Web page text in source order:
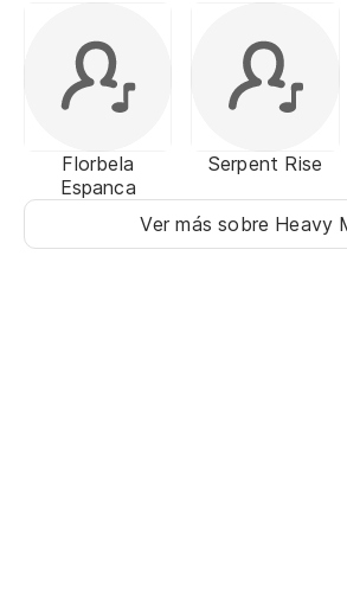
Florbela
Espanca
Serpent Rise
Ver más sobre Heavy